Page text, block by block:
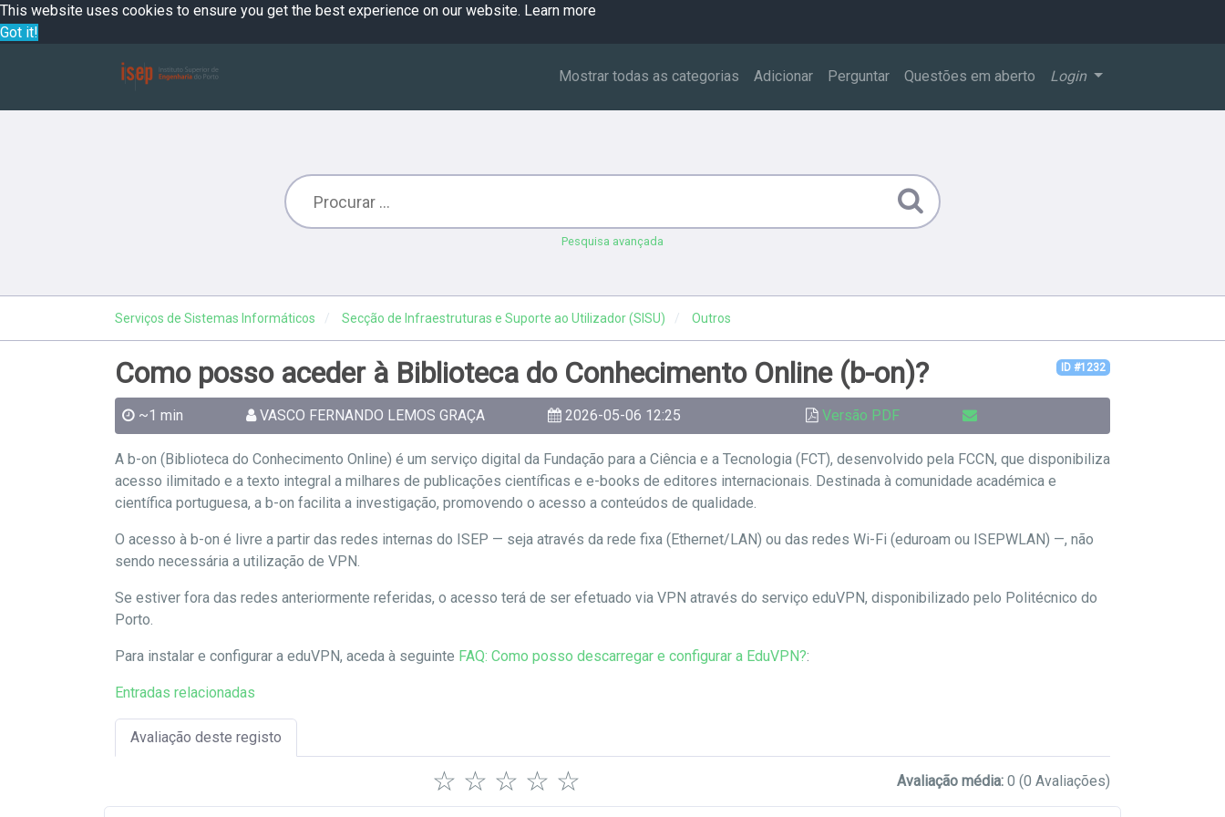
This website uses cookies to ensure you get the best experience on our website. Learn more
Got it!
Mostrar todas as categorias Adicionar Perguntar Questões em aberto Login
Pesquisa avançada
Serviços de Sistemas Informáticos Secção de Infraestruturas e Suporte ao Utilizador (SISU) Outros
ID #1232
Como posso aceder à Biblioteca do Conhecimento Online (b-on)?
~1 min VASCO FERNANDO LEMOS GRAÇA 2026-05-06 12:25 Versão PDF
A b-on (Biblioteca do Conhecimento Online) é um serviço digital da Fundação para a Ciência e a Tecnologia (FCT), desenvolvido pela FCCN, que disponibiliza
acesso ilimitado e a texto integral a milhares de publicações científicas e e-books de editores internacionais. Destinada à comunidade académica e
científica portuguesa, a b-on facilita a investigação, promovendo o acesso a conteúdos de qualidade.
O acesso à b-on é livre a partir das redes internas do ISEP — seja através da rede fixa (Ethernet/LAN) ou das redes Wi-Fi (eduroam ou ISEPWLAN) —, não
sendo necessária a utilização de VPN.
Se estiver fora das redes anteriormente referidas, o acesso terá de ser efetuado via VPN através do serviço eduVPN, disponibilizado pelo Politécnico do
Porto.
Para instalar e configurar a eduVPN, aceda à seguinte FAQ: Como posso descarregar e configurar a EduVPN?:
Entradas relacionadas
Avaliação deste registo
☆
☆
☆
☆
☆ Avaliação média: 0 (0 Avaliações)